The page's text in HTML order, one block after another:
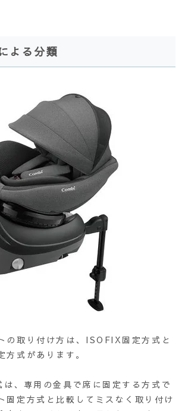
よる分類
の取り付け方は、ISOFIX固定方式と
方式があります。
、専用の金具で席に固定する方式で
固定方式と比較してミスなく取り付け